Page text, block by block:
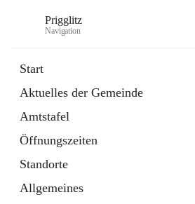
Prigglitz
Navigation
Start
Aktuelles der Gemeinde
Amtstafel
Öffnungszeiten
Standorte
Allgemeines
Externe Webseite
in
Tab
Gemeindezeitung
Ordner
öffnet
in
neuem
Tab